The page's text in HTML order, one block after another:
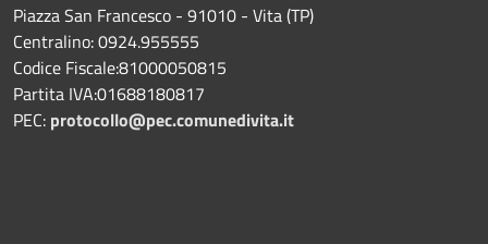
Piazza San Francesco - 91010 - Vita (TP)
Centralino: 0924.955555
Codice Fiscale:81000050815
Partita IVA:01688180817
PEC: protocollo@pec.comunedivita.it